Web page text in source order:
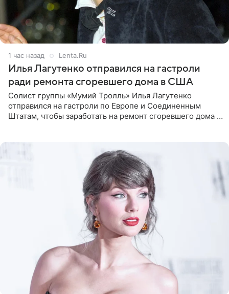
1 час назад Lenta.Ru
Илья Лагутенко отправился на гастроли
ради ремонта сгоревшего дома в США
Солист группы «Мумий Тролль» Илья Лагутенко
отправился на гастроли по Европе и Соединенным
Штатам, чтобы заработать на ремонт сгоревшего дома в